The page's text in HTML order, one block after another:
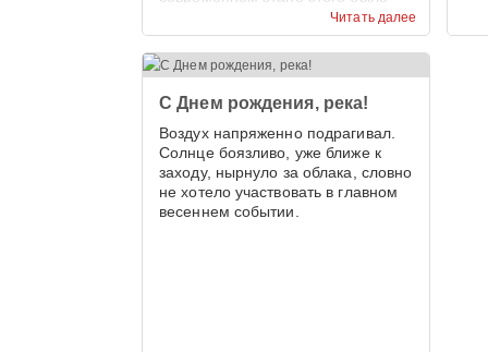
Читать далее
С Днем рождения, река!
Воздух напряженно подрагивал.
Солнце боязливо, уже ближе к
заходу, нырнуло за облака, словно
не хотело участвовать в главном
весеннем событии.